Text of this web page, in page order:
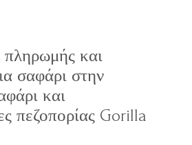
πληρωμής και
σαφάρι στην
και
πεζοπορίας Gorilla